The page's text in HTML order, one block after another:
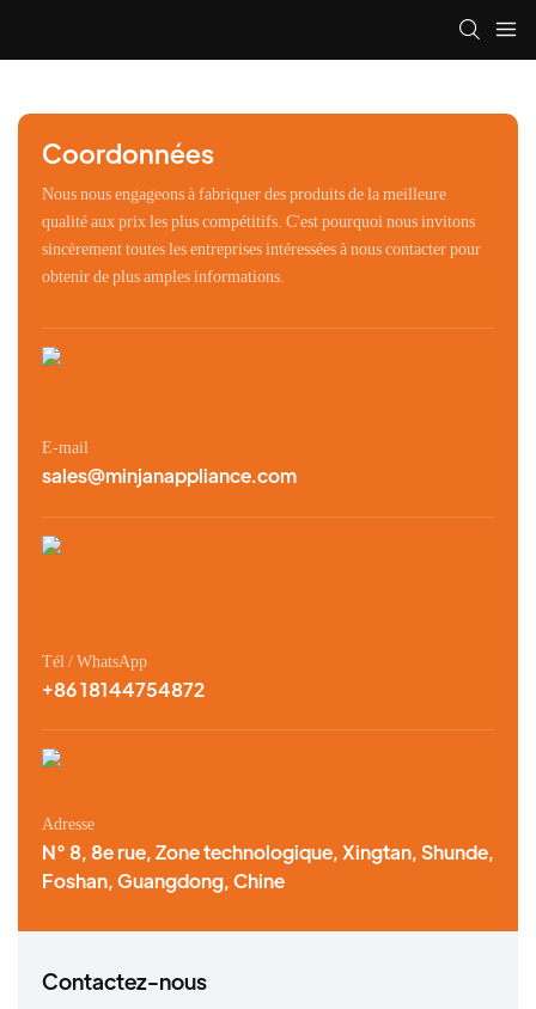
Coordonnées
Nous nous engageons à fabriquer des produits de la meilleure
qualité aux prix les plus compétitifs. C'est pourquoi nous invitons
sincèrement toutes les entreprises intéressées à nous contacter pour
obtenir de plus amples informations.
E-mail
sales@minjanappliance.com
Tél / WhatsApp
+86 18144754872
Adresse
N° 8, 8e rue, Zone technologique, Xingtan, Shunde,
Foshan, Guangdong, Chine
Contactez-nous